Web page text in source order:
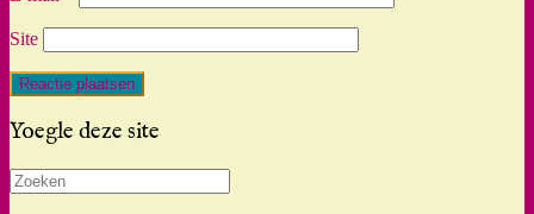
Site
Yoegle deze site
Zoeken
naar: